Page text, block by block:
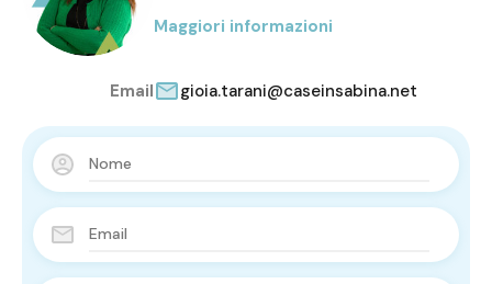
Maggiori informazioni
Email gioia.tarani@caseinsabina.net